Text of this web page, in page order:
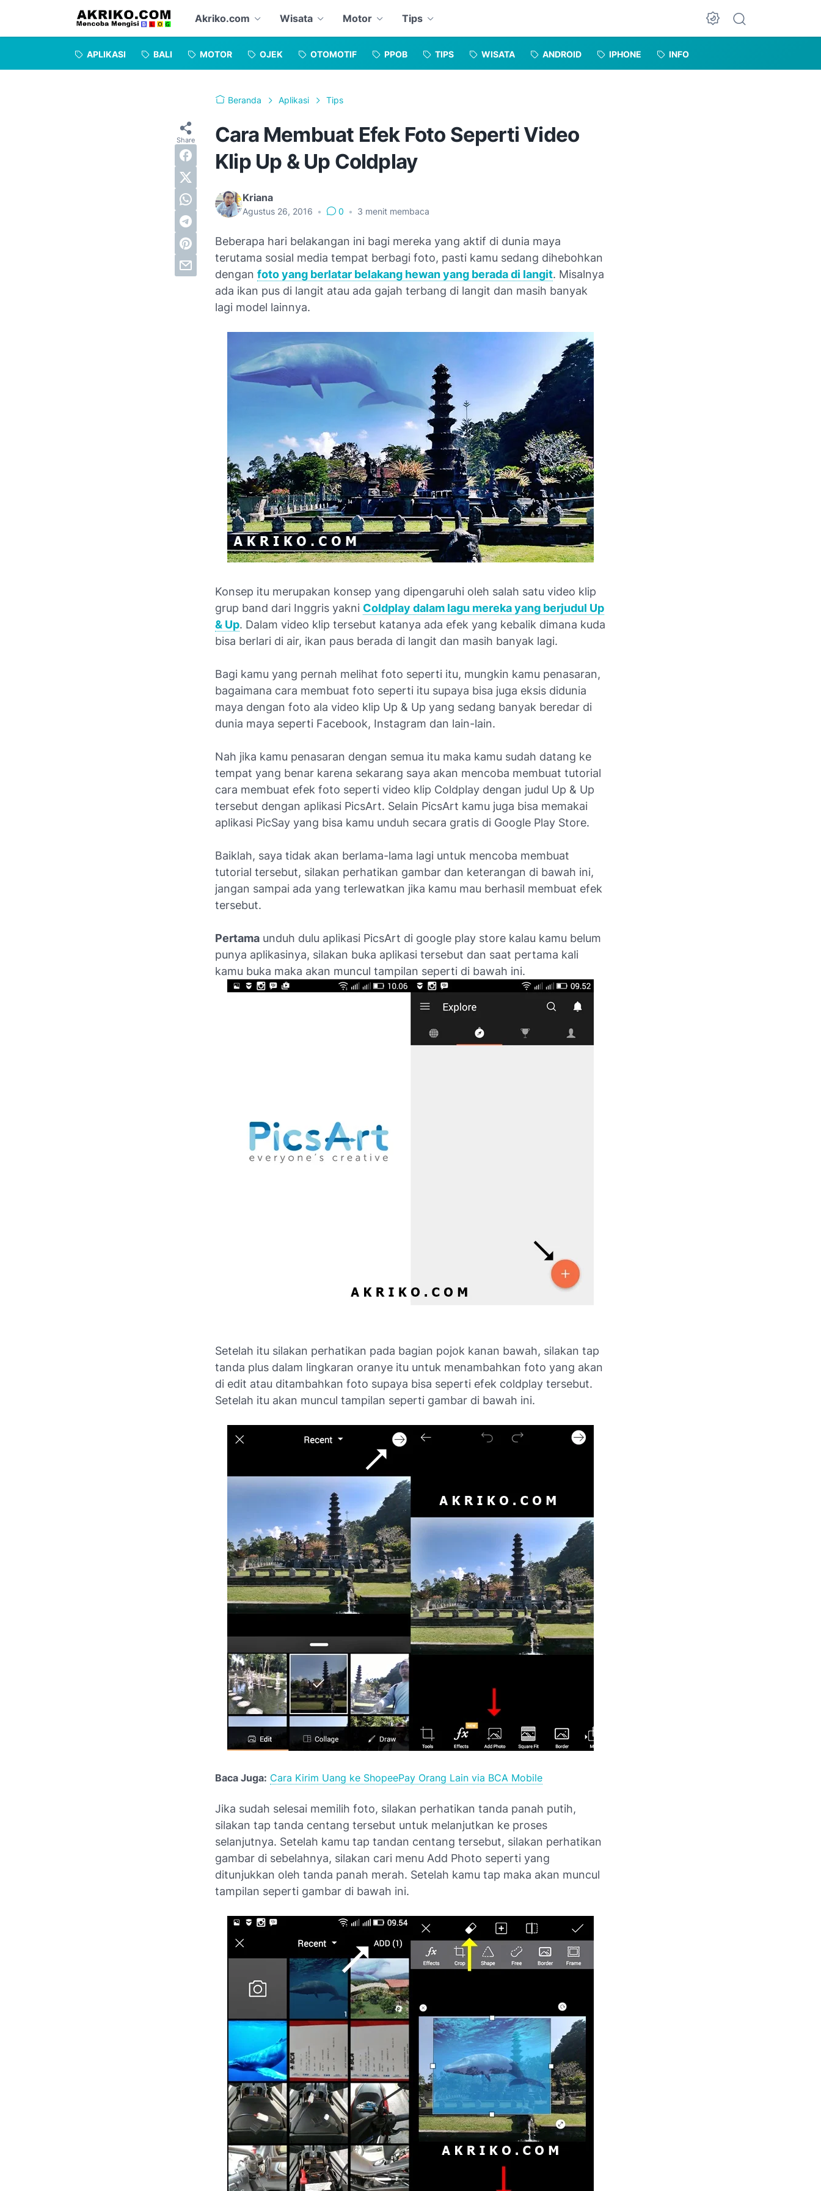
Akriko.com Wisata Motor Tips
Dark Mode
APLIKASI BALI MOTOR OJEK OTOMOTIF PPOB TIPS WISATA ANDROID IPHONE INFO
Beranda Aplikasi Tips
Cara Membuat Efek Foto Seperti Video
Klip Up & Up Coldplay
Kriana
Agustus 26, 2016 • 0 • 3 menit membaca
Beberapa hari belakangan ini bagi mereka yang aktif di dunia maya
terutama sosial media tempat berbagi foto, pasti kamu sedang dihebohkan
dengan foto yang berlatar belakang hewan yang berada di langit. Misalnya
ada ikan pus di langit atau ada gajah terbang di langit dan masih banyak
lagi model lainnya.
Konsep itu merupakan konsep yang dipengaruhi oleh salah satu video klip
grup band dari Inggris yakni Coldplay dalam lagu mereka yang berjudul Up
& Up. Dalam video klip tersebut katanya ada efek yang kebalik dimana kuda
bisa berlari di air, ikan paus berada di langit dan masih banyak lagi.
Bagi kamu yang pernah melihat foto seperti itu, mungkin kamu penasaran,
bagaimana cara membuat foto seperti itu supaya bisa juga eksis didunia
maya dengan foto ala video klip Up & Up yang sedang banyak beredar di
dunia maya seperti Facebook, Instagram dan lain-lain.
Nah jika kamu penasaran dengan semua itu maka kamu sudah datang ke
tempat yang benar karena sekarang saya akan mencoba membuat tutorial
cara membuat efek foto seperti video klip Coldplay dengan judul Up & Up
tersebut dengan aplikasi PicsArt. Selain PicsArt kamu juga bisa memakai
aplikasi PicSay yang bisa kamu unduh secara gratis di Google Play Store.
Baiklah, saya tidak akan berlama-lama lagi untuk mencoba membuat
tutorial tersebut, silakan perhatikan gambar dan keterangan di bawah ini,
jangan sampai ada yang terlewatkan jika kamu mau berhasil membuat efek
tersebut.
Pertama unduh dulu aplikasi PicsArt di google play store kalau kamu belum
punya aplikasinya, silakan buka aplikasi tersebut dan saat pertama kali
kamu buka maka akan muncul tampilan seperti di bawah ini.
Setelah itu silakan perhatikan pada bagian pojok kanan bawah, silakan tap
tanda plus dalam lingkaran oranye itu untuk menambahkan foto yang akan
di edit atau ditambahkan foto supaya bisa seperti efek coldplay tersebut.
Setelah itu akan muncul tampilan seperti gambar di bawah ini.
Baca Juga: Cara Kirim Uang ke ShopeePay Orang Lain via BCA Mobile
Jika sudah selesai memilih foto, silakan perhatikan tanda panah putih,
silakan tap tanda centang tersebut untuk melanjutkan ke proses
selanjutnya. Setelah kamu tap tandan centang tersebut, silakan perhatikan
gambar di sebelahnya, silakan cari menu Add Photo seperti yang
ditunjukkan oleh tanda panah merah. Setelah kamu tap maka akan muncul
tampilan seperti gambar di bawah ini.